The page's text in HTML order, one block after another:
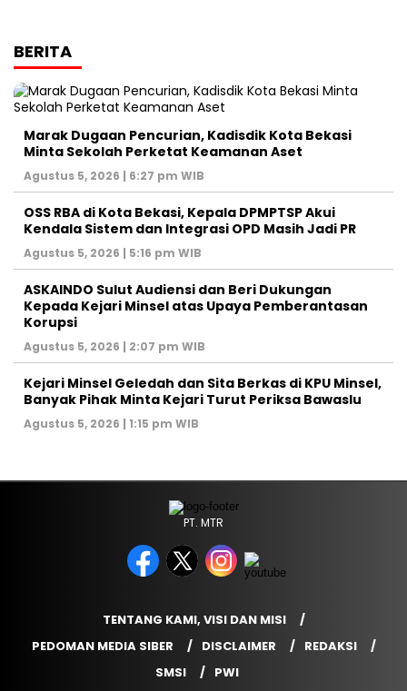
BERITA
‎Marak Dugaan Pencurian, Kadisdik Kota Bekasi
Minta Sekolah Perketat Keamanan Aset
Agustus 5, 2026 | 6:27 pm WIB
‎OSS RBA di Kota Bekasi, Kepala DPMPTSP Akui
Kendala Sistem dan Integrasi OPD Masih Jadi PR
Agustus 5, 2026 | 5:16 pm WIB
ASKAINDO Sulut Audiensi dan Beri Dukungan
Kepada Kejari Minsel atas Upaya Pemberantasan
Korupsi
Agustus 5, 2026 | 2:07 pm WIB
Kejari Minsel Geledah dan Sita Berkas di KPU Minsel,
Banyak Pihak Minta Kejari Turut Periksa Bawaslu
Agustus 5, 2026 | 1:15 pm WIB
PT. MTR
TENTANG KAMI, VISI DAN MISI
PEDOMAN MEDIA SIBER
DISCLAIMER
REDAKSI
SMSI
PWI